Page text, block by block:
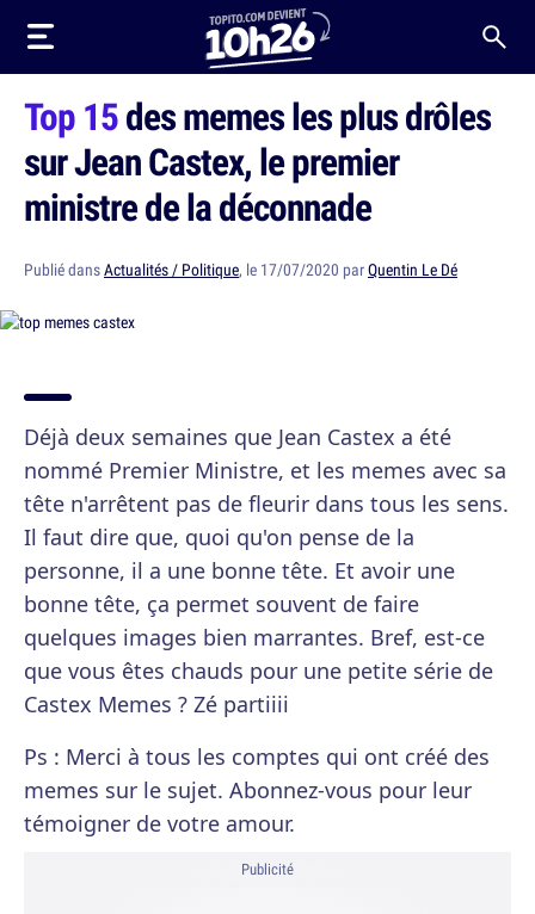
Top 15des memes les plus drôles
sur Jean Castex, le premier
ministre de la déconnade
Publié dansActualités / Politique, le 17/07/2020 parQuentin Le Dé
Déjà deux semaines que Jean Castex a été
nommé Premier Ministre, et les memes avec sa
tête n'arrêtent pas de fleurir dans tous les sens.
Il faut dire que, quoi qu'on pense de la
personne, il a une bonne tête. Et avoir une
bonne tête, ça permet souvent de faire
quelques images bien marrantes. Bref, est-ce
que vous êtes chauds pour une petite série de
Castex Memes ? Zé partiiii
Ps : Merci à tous les comptes qui ont créé des
memes sur le sujet. Abonnez-vous pour leur
témoigner de votre amour.
Publicité